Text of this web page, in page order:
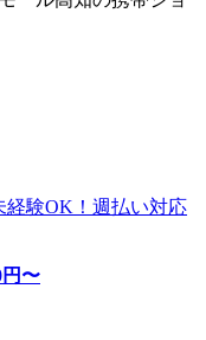
経験OK！週払い対応
円〜